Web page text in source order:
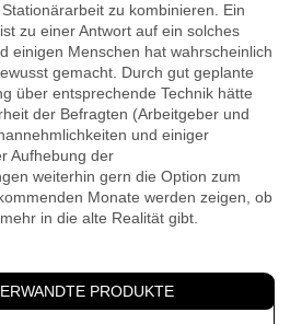
zu kombinieren. Ein
zu einer Antwort auf ein solches
einigen Menschen hat wahrscheinlich
gemacht. Durch gut geplante
über entsprechende Technik hätte
der Befragten (Arbeitgeber und
und einiger
Aufhebung der
weiterhin gern die Option zum
Monate werden zeigen, ob
in die alte Realität gibt.
PRODUKTE